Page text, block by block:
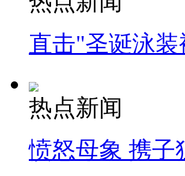
直击"圣诞泳装
热点新闻
愤怒母象 携子